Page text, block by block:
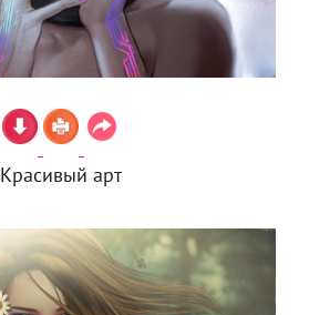
Красивый арт